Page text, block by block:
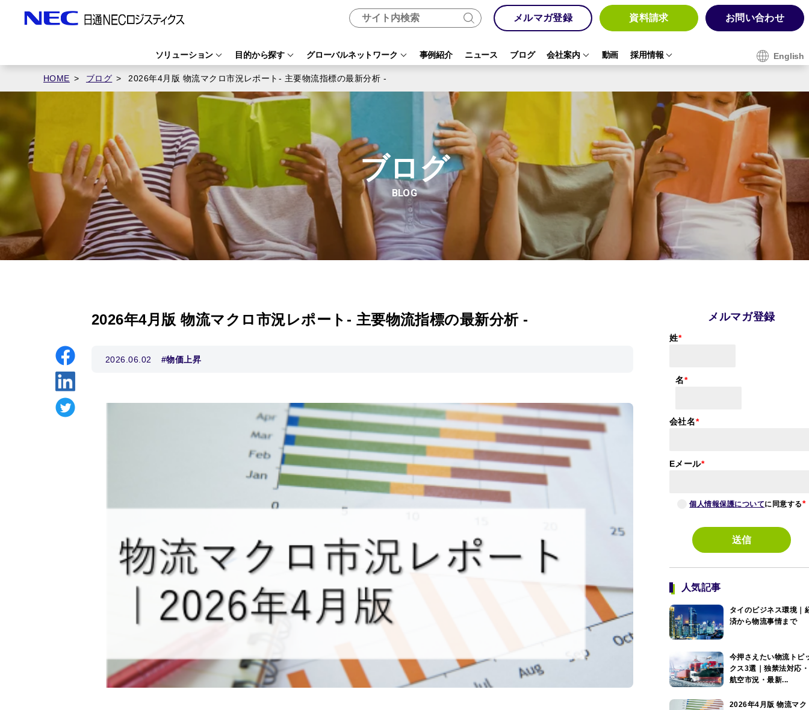
メルマガ登録 資料請求 お問い合わせ
English
ソリューション 目的から探す グローバルネットワーク 事例紹介 ニュース ブログ 会社案内 動画 採用情報
HOME ブログ 2026年4月版 物流マクロ市況レポート- 主要物流指標の最新分析 -
ブログ
BLOG
2026年4月版 物流マクロ市況レポート- 主要物流指標の最新分析 -
2026.06.02 #物価上昇
メルマガ登録
姓
名
会社名
Eメール
個人情報保護についてに同意する
人気記事
タイのビジネス環境｜
済から物流事情まで
今押さえたい物流トピ
クス3選｜独禁法対応・
航空市況・最新...
2026年4月版 物流マク